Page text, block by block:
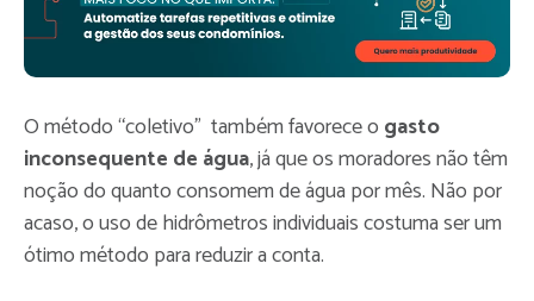
O método “coletivo” também favorece o gasto
inconsequente de água, já que os moradores não têm
noção do quanto consomem de água por mês. Não por
acaso, o uso de hidrômetros individuais costuma ser um
ótimo método para reduzir a conta.